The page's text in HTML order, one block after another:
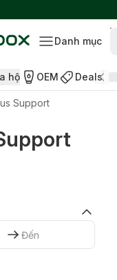
Danh mục
hộ OEM Deals
Support